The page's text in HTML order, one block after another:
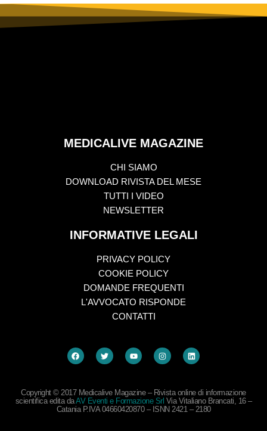
MEDICALIVE MAGAZINE
CHI SIAMO
DOWNLOAD RIVISTA DEL MESE
TUTTI I VIDEO
NEWSLETTER
INFORMATIVE LEGALI
PRIVACY POLICY
COOKIE POLICY
DOMANDE FREQUENTI
L'AVVOCATO RISPONDE
CONTATTI
Copyright © 2017 Medicalive Magazine – Rivista online di informazione
scientifica edita daAV Eventi e Formazione Srl Via Vitaliano Brancati, 16 –
Catania P.IVA 04660420870 – ISNN 2421 – 2180